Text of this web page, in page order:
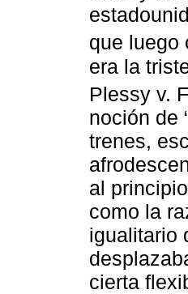
que luego
era la
Plessy v.
noción de
trenes,
al
como la
igualitario
cierta